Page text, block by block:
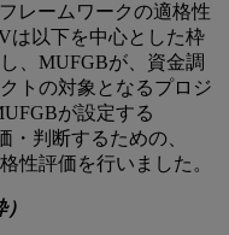
レームワークの適格性
は以下を中心とした枠
、MUFGBが、資金調
トの対象となるプロジ
が設定する
・判断するための、
性評価を行いました。